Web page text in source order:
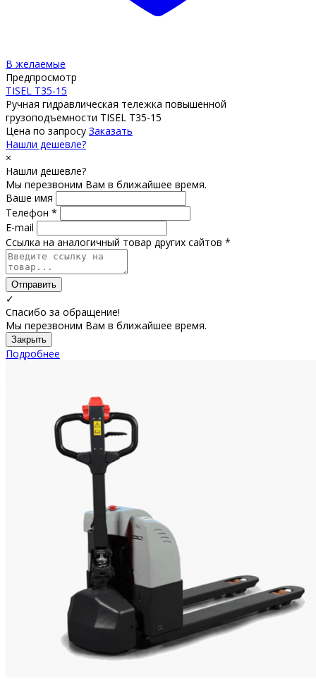
В желаемые
Предпросмотр
TISEL T35-15
Ручная гидравлическая тележка повышенной
грузоподъемности TISEL T35-15
Цена по запросу Заказать
Нашли дешевле?
×
Нашли дешевле?
Мы перезвоним Вам в ближайшее время.
Ваше имя
Телефон *
E-mail
Ссылка на аналогичный товар других сайтов *
Отправить
✓
Спасибо за обращение!
Мы перезвоним Вам в ближайшее время.
Закрыть
Подробнее